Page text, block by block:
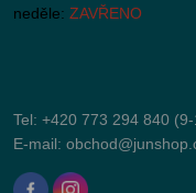
neděle: ZAVŘENO
Tel: +420 773 294 840
E-mail: